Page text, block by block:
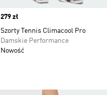
Price
279 zł
Szorty Tennis Climacool Pro
Damskie Performance
Nowość